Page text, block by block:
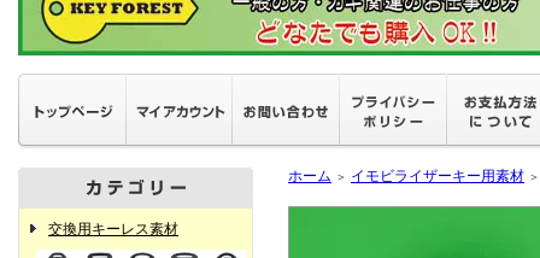
交換用キーレス素材
ホーム ＞ イモビライザーキー用素材 ＞